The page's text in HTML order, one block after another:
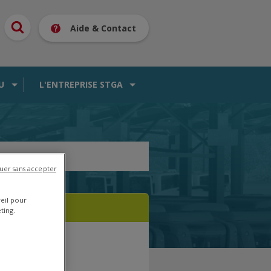
Aide & Contact
L'ENTREPRISE STGA
pour
sans accepter